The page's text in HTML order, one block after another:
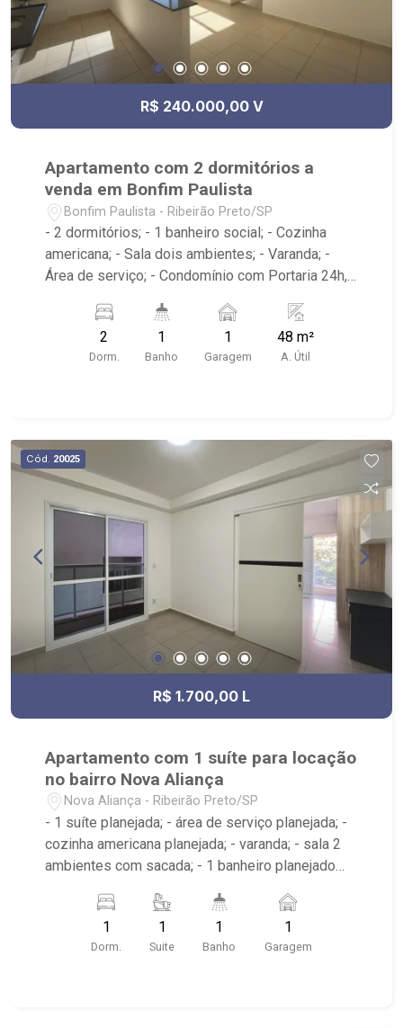
R$ 240.000,00 V
Apartamento com 2 dormitórios a
venda em Bonfim Paulista
Bonfim Paulista - Ribeirão Preto/SP
- 2 dormitórios; - 1 banheiro social; - Cozinha
americana; - Sala dois ambientes; - Varanda; -
Área de serviço; - Condomínio com Portaria 24h,
Próximo à DaniBe FullStore, Bola na Grama
Bonfim, Baterias Batex, supermercado Gricki e
Centro de Bonfim;
2
Dorm.
1
Banho
1
Garagem
48 m²
A. Útil
Cód. 20025
R$ 1.700,00 L
Apartamento com 1 suíte para locação
no bairro Nova Aliança
Nova Aliança - Ribeirão Preto/SP
- 1 suíte planejada; - área de serviço planejada; -
cozinha americana planejada; - varanda; - sala 2
ambientes com sacada; - 1 banheiro planejado
Shopping, UNIP, Pizzaria Verace;
1
Dorm.
1
Suite
1
Banho
1
Garagem